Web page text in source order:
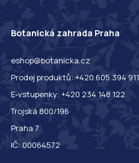
Botanická zahrada Praha
eshop@botanicka.cz
Prodej produktů: +420 605 394 911
E-vstupenky: +420 234 148 122
Trojská 800/196
Praha 7
IČ: 00064572